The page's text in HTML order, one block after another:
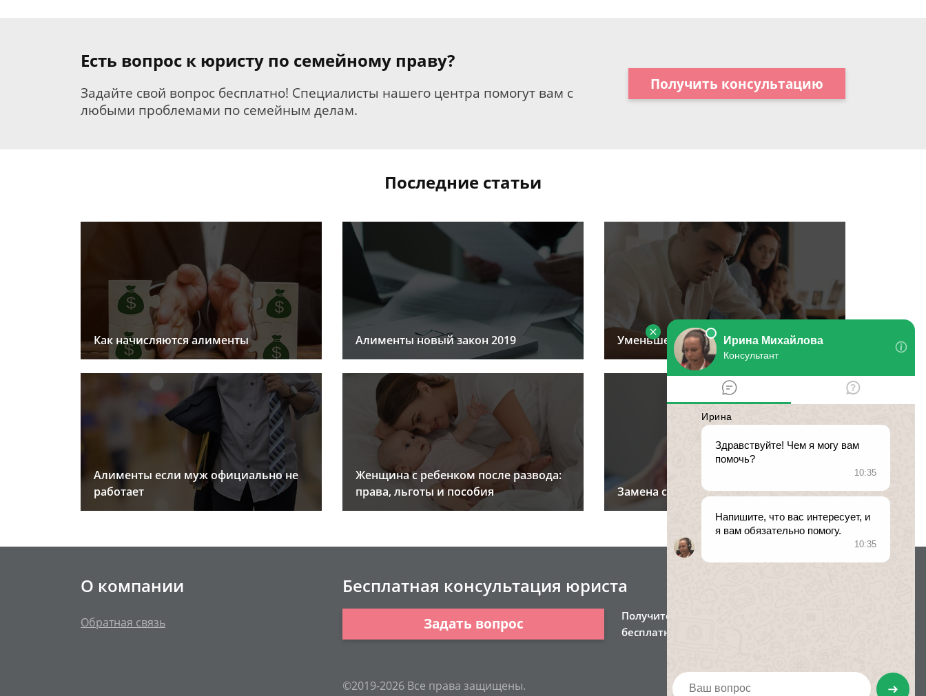
Есть вопрос к юристу по семейному праву?
Задайте свой вопрос бесплатно! Специалисты нашего центра помогут вам с
любыми проблемами по семейным делам.
Получить консультацию
Последние статьи
Как начисляются алименты Алименты новый закон 2019 Уменьшение размера алиментов
Алименты если муж официально не
работает
Женщина с ребенком после развода:
права, льготы и пособия
Замена свидетельства о рождении
О компании
Обратная связь
Бесплатная консультация юриста
Задать вопрос
Получите консультацию
бесплатно
©2019-2026 Все права защищены.